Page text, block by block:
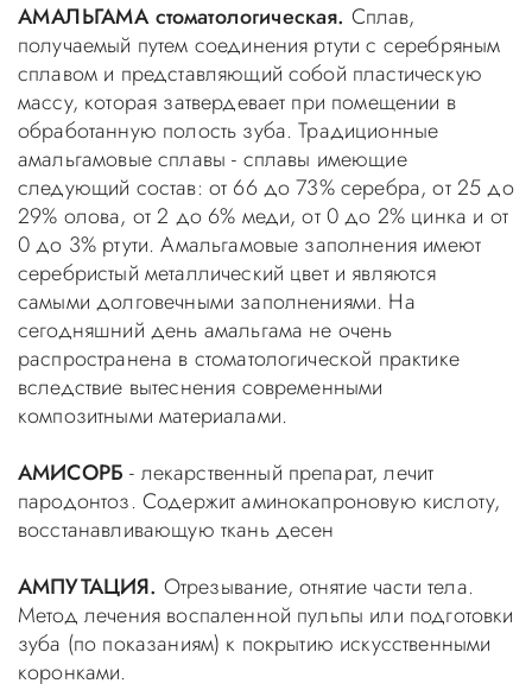
АМАЛЬГАМА стоматологическая. Сплав,
получаемый путем соединения ртути с серебряным
сплавом и представляющий собой пластическую
массу, которая затвердевает при помещении в
обработанную полость зуба. Традиционные
амальгамовые сплавы - сплавы имеющие
следующий состав: от 66 до 73% серебра, от 25 до
29% олова, от 2 до 6% меди, от 0 до 2% цинка и от
0 до 3% ртути. Амальгамовые заполнения имеют
серебристый металлический цвет и являются
самыми долговечными заполнениями. На
сегодняшний день амальгама не очень
распространена в стоматологической практике
вследствие вытеснения современными
композитными материалами.
АМИСОРБ - лекарственный препарат, лечит
пародонтоз. Содержит аминокапроновую кислоту,
восстанавливающую ткань десен
АМПУТАЦИЯ. Отрезывание, отнятие части тела.
Метод лечения воспаленной пульпы или подготовки
зуба (по показаниям) к покрытию искусственными
коронками.